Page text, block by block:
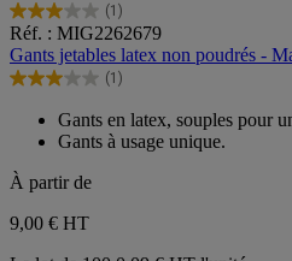
(1)
3.0
sur
5
étoiles.
avis
Réf. : MIG2262679
Gants jetables latex non poudrés -
(1)
3.0
étoiles.
1
avis
Gants en latex, souples pour
Gants à usage unique.
À partir de
9,00 € HT